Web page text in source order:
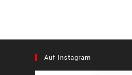
Auf Instagram